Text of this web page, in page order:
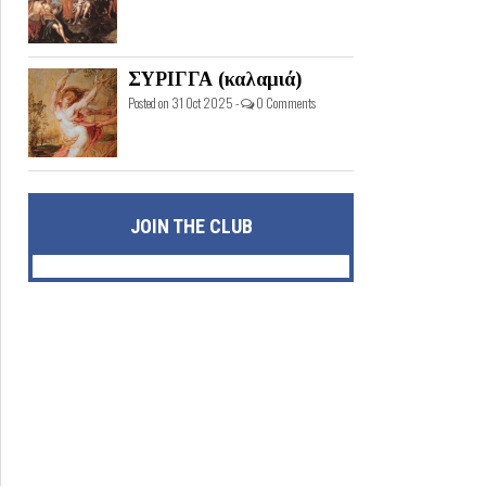
ΣΥΡΙΓΓΑ (καλαμιά)
Posted on 31 Oct 2025 - 0 Comments
JOIN THE CLUB